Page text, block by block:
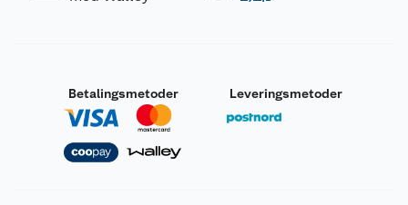
Betalingsmetoder Leveringsmetoder